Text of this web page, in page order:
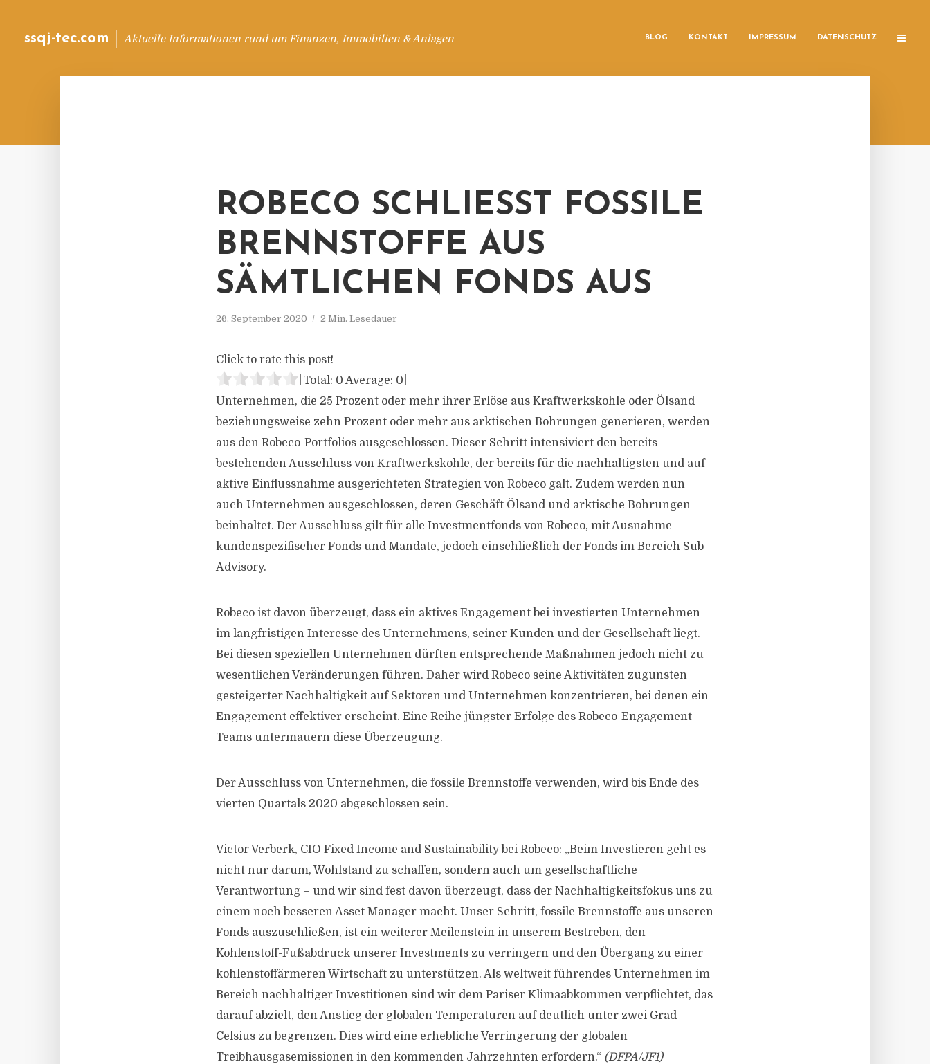
ssqj-tec.com Aktuelle Informationen rund um Finanzen, Immobilien & Anlagen BLOG KONTAKT IMPRESSUM DATENSCHUTZ
ROBECO SCHLIESST FOSSILE B
RENNSTOFFE AUS S
ÄMTLICHEN FONDS AUS
26. September 2020 2 Min. Lesedauer
Click to rate this post!
[Total: 0 Average: 0
Unternehmen, die 25 Prozent oder mehr ihrer Erlöse aus Kraftwerkskohle oder Ölsand
beziehungsweise zehn Prozent oder mehr aus arktischen Bohrungen generieren, werden
aus den Robeco-Portfolios ausgeschlossen. Dieser Schritt intensiviert den bereits
bestehenden Ausschluss von Kraftwerkskohle, der bereits für die nachhaltigsten und auf
aktive Einflussnahme ausgerichteten Strategien von Robeco galt. Zudem werden nun
auch Unternehmen ausgeschlossen, deren Geschäft Ölsand und arktische Bohrungen
beinhaltet. Der Ausschluss gilt für alle Investmentfonds von Robeco, mit Ausnahme
kundenspezifischer Fonds und Mandate, jedoch einschließlich der Fonds im Bereich Sub-
Advisory.
Robeco ist davon überzeugt, dass ein aktives Engagement bei investierten Unternehmen
im langfristigen Interesse des Unternehmens, seiner Kunden und der Gesellschaft liegt.
Bei diesen speziellen Unternehmen dürften entsprechende Maßnahmen jedoch nicht zu
wesentlichen Veränderungen führen. Daher wird Robeco seine Aktivitäten zugunsten
gesteigerter Nachhaltigkeit auf Sektoren und Unternehmen konzentrieren, bei denen ein
Engagement effektiver erscheint. Eine Reihe jüngster Erfolge des Robeco-Engagement-
Teams untermauern diese Überzeugung.
Der Ausschluss von Unternehmen, die fossile Brennstoffe verwenden, wird bis Ende des
vierten Quartals 2020 abgeschlossen sein.
Victor Verberk, CIO Fixed Income and Sustainability bei Robeco: „Beim Investieren geht es
nicht nur darum, Wohlstand zu schaffen, sondern auch um gesellschaftliche
Verantwortung – und wir sind fest davon überzeugt, dass der Nachhaltigkeitsfokus uns zu
einem noch besseren Asset Manager macht. Unser Schritt, fossile Brennstoffe aus unseren
Fonds auszuschließen, ist ein weiterer Meilenstein in unserem Bestreben, den
Kohlenstoff-Fußabdruck unserer Investments zu verringern und den Übergang zu einer
kohlenstoffärmeren Wirtschaft zu unterstützen. Als weltweit führendes Unternehmen im
Bereich nachhaltiger Investitionen sind wir dem Pariser Klimaabkommen verpflichtet, das
darauf abzielt, den Anstieg der globalen Temperaturen auf deutlich unter zwei Grad
Celsius zu begrenzen. Dies wird eine erhebliche Verringerung der globalen
Treibhausgasemissionen in den kommenden Jahrzehnten erfordern.“ (DFPA/JF1)